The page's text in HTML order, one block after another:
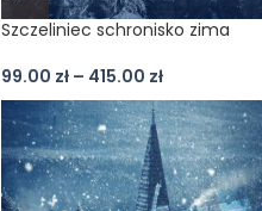
Szczeliniec schronisko zima
99.00 zł – 415.00 zł